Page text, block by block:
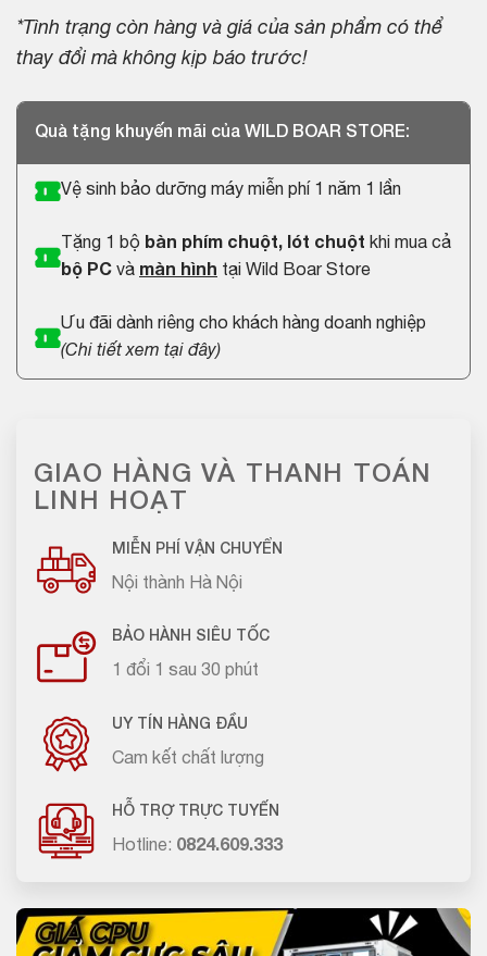
*Tình trạng còn hàng và giá của sản phẩm có thể
thay đổi mà không kịp báo trước!
Quà tặng khuyến mãi của WILD BOAR STORE:
Vệ sinh bảo dưỡng máy miễn phí 1 năm 1 lần
Tặng 1 bộ bàn phím chuột, lót chuột khi mua cả
bộ PC và màn hình tại Wild Boar Store
Ưu đãi dành riêng cho khách hàng doanh nghiệp
(Chi tiết xem tại đây)
GIAO HÀNG VÀ THANH TOÁN
LINH HOẠT
MIỄN PHÍ VẬN CHUYỂN
Nội thành Hà Nội
BẢO HÀNH SIÊU TỐC
1 đổi 1 sau 30 phút
UY TÍN HÀNG ĐẦU
Cam kết chất lượng
HỖ TRỢ TRỰC TUYẾN
Hotline: 0824.609.333